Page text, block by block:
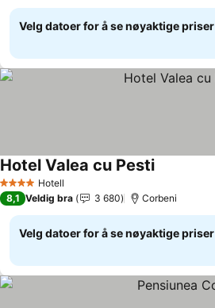
Velg datoer for å se nøyaktige priser
4 StjernerHotell
Hotel Valea cu PestiSe priser
8,1 Veldig bra 3 680 Corbeni
Velg datoer for å se nøyaktige priser